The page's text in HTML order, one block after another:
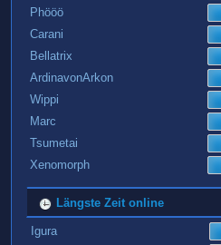
Phööö
Carani
Bellatrix
ArdinavonArkon
Wippi
Marc
Tsumetai
Xenomorph
Längste Zeit online
Igura